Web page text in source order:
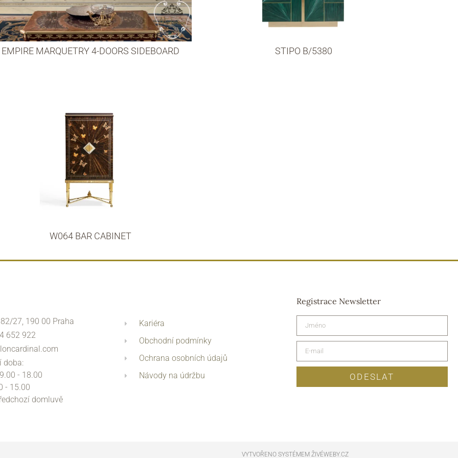
EMPIRE MARQUETRY 4-DOORS SIDEBOARD STIPO B/5380
W064 BAR CABINET
27, 190 00 Praha
652 922
doba:
- 18.00
- 15.00
domluvě
Kariéra
Obchodní podmínky
Ochrana osobních údajů
Návody na údržbu
Registrace Newsletter
ODESLAT
VYTVOŘENO SYSTÉMEM ŽIVÉWEBY.CZ